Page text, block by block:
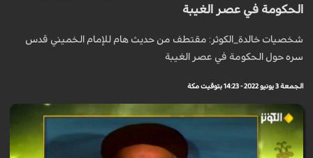
الحكومة في عصر الغيبة
شخصيات خالدة_الكوثر: مقتطف من حديث هام للإمام الخميني قدس
سره حول الحكومة في عصر الغيبة
الجمعة 3 يونيو 2022 - 14:23 بتوقيت مكة